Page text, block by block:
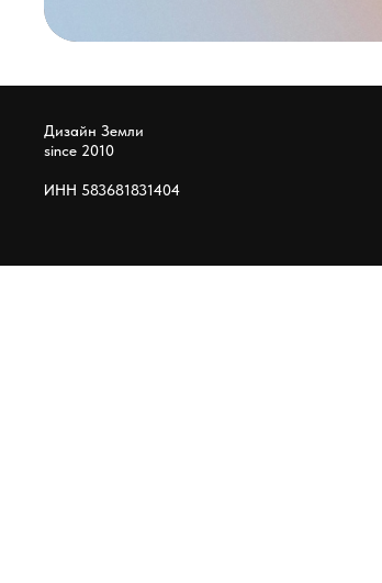
Дизайн Земли
since 2010
ИНН 583681831404